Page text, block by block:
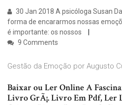
30 Jan 2018 A psicóloga Susan
forma de encararmos nossas
é importante: os nossos
9 Comments
Gestão da Emoção por Augusto
Baixar ou Ler Online A
Livro GrÃ¡. Livro Em Pdf, Ler